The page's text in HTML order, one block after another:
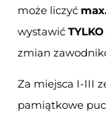
może liczyć
wystawić TYLKO
zmian
Za miejsca I-III
pamiątkowe